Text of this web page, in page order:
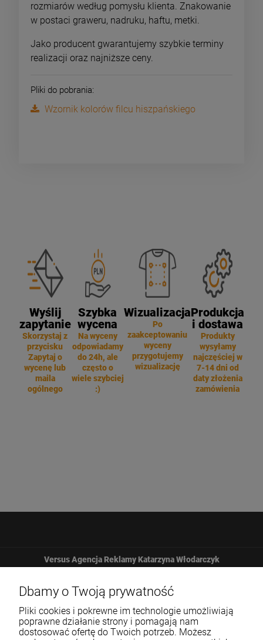
rozmiarów według pomysłu klienta. Znakowanie
w postaci graweru, nadruku, haftu, metki.
Jako producent gwarantujemy szybkie terminy
realizacji oraz najniższe ceny.
Pliki do pobrania:
Wzornik kolorów filcu hiszpańskiego
Wyślij
zapytanie
Skorzystaj z
przycisku
Zapytaj o
wycenę lub
maila
ogólnego
Szybka
wycena
Na wyceny
odpowiadamy
do 24h, ale
często o
wiele szybciej
:)
Wizualizacja
Po
zaakceptowaniu
wyceny
przygotujemy
wizualizację
Produkcja
i dostawa
Produkty
wysyłamy
najczęściej w
7-14 dni od
daty złożenia
zamówienia
Versus Agencja Reklamy Katarzyna Włodarczyk
Żbicka 161
32-065 Krzeszowice
Dbamy o Twoją prywatność
Pliki cookies i pokrewne im technologie umożliwiają
poprawne działanie strony i pomagają nam
dostosować ofertę do Twoich potrzeb. Możesz